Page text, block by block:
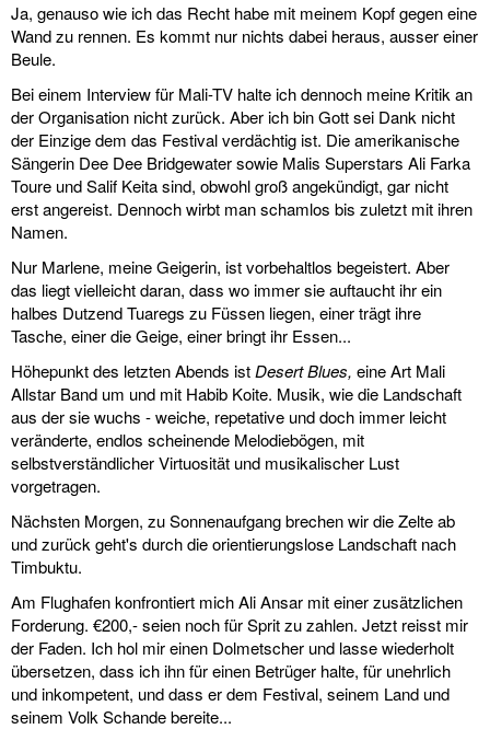
Ja, genauso wie ich das Recht habe mit meinem Kopf gegen eine
Wand zu rennen. Es kommt nur nichts dabei heraus, ausser einer
Beule.
Bei einem Interview für Mali-TV halte ich dennoch meine Kritik an
der Organisation nicht zurück. Aber ich bin Gott sei Dank nicht
der Einzige dem das Festival verdächtig ist. Die amerikanische
Sängerin Dee Dee Bridgewater sowie Malis Superstars Ali Farka
Toure und Salif Keita sind, obwohl groß angekündigt, gar nicht
erst angereist. Dennoch wirbt man schamlos bis zuletzt mit ihren
Namen.
Nur Marlene, meine Geigerin, ist vorbehaltlos begeistert. Aber
das liegt vielleicht daran, dass wo immer sie auftaucht ihr ein
halbes Dutzend Tuaregs zu Füssen liegen, einer trägt ihre
Tasche, einer die Geige, einer bringt ihr Essen...
Höhepunkt des letzten Abends istDesert Blues, eine Art Mali
Allstar Band um und mit Habib Koite. Musik, wie die Landschaft
aus der sie wuchs - weiche, repetative und doch immer leicht
veränderte, endlos scheinende Melodiebögen, mit
selbstverständlicher Virtuosität und musikalischer Lust
vorgetragen.
Nächsten Morgen, zu Sonnenaufgang brechen wir die Zelte ab
und zurück geht's durch die orientierungslose Landschaft nach
Timbuktu.
Am Flughafen konfrontiert mich Ali Ansar mit einer zusätzlichen
Forderung. €200,- seien noch für Sprit zu zahlen. Jetzt reisst mir
der Faden. Ich hol mir einen Dolmetscher und lasse wiederholt
übersetzen, dass ich ihn für einen Betrüger halte, für unehrlich
und inkompetent, und dass er dem Festival, seinem Land und
seinem Volk Schande bereite...